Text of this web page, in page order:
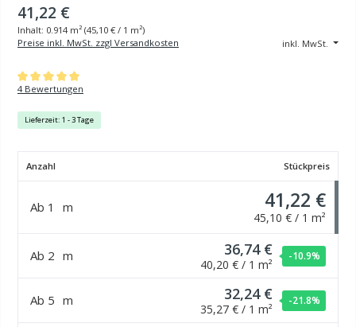
41,22 €
Inhalt: 0.914 m² (45,10 € / 1 m²)
inkl. MwSt.
Preise inkl. MwSt. zzgl Versandkosten
Durchschnittliche Bewertung von 5 von 5 Sternen
4 Bewertungen
Lieferzeit: 1 - 3 Tage
Anzahl Stückpreis
Ab 1 m 41,22 €
45,10 € / 1 m²
Ab 2 m 36,74 €
40,20 € / 1 m²
-10.9%
Ab 5 m 32,24 €
35,27 € / 1 m²
-21.8%